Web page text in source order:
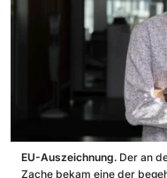
EU-Auszeichnung. Der an
Zache bekam eine der